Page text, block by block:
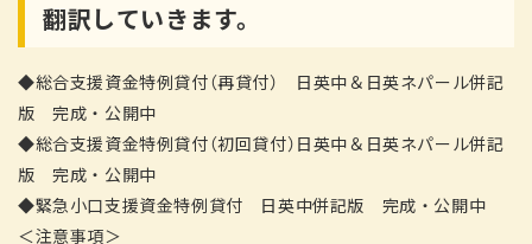
翻訳していきます。
◆総合支援資金特例貸付（再貸付） 日英中＆日英ネパール併記
版 完成・公開中
◆総合支援資金特例貸付（初回貸付）日英中＆日英ネパール併記
版 完成・公開中
◆緊急小口支援資金特例貸付 日英中併記版 完成・公開中
＜注意事項＞